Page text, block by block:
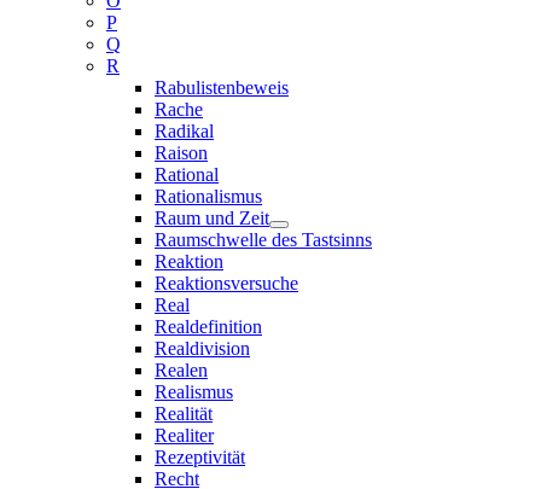
P
Q
R
Rabulistenbeweis
Rache
Radikal
Raison
Rational
Rationalismus
Raum und Zeit
Raumschwelle des Tastsinns
Reaktion
Reaktionsversuche
Real
Realdefinition
Realdivision
Realen
Realismus
Realität
Realiter
Rezeptivität
Recht